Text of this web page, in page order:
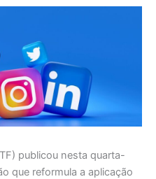
publicou nesta quarta-
que reformula a aplicação